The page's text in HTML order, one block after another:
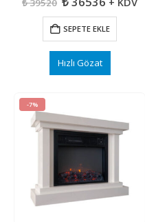
₺39520
₺ 39520.fiyat:
₺ 36536.
SEPETE EKLE
Hızlı Gözat
-7%